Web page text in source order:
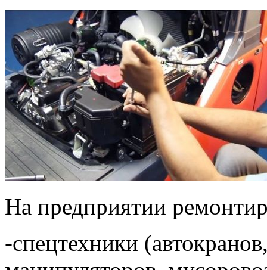
На предприятии
-спецтехники